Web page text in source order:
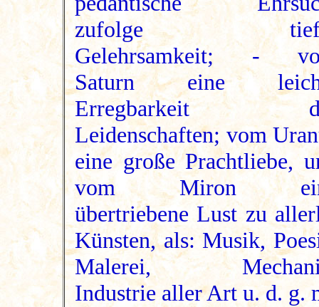
zufolge
Gelehrsamkeit; -
Saturn eine
Erregbarkeit
Leidenschaften; vom
eine große Prachtliebe,
vom Miron
übertriebene Lust zu
Künsten, als: Musik,
Malerei,
Industrie aller Art u. d. g.